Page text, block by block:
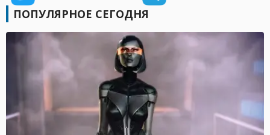
ПОПУЛЯРНОЕ СЕГОДНЯ